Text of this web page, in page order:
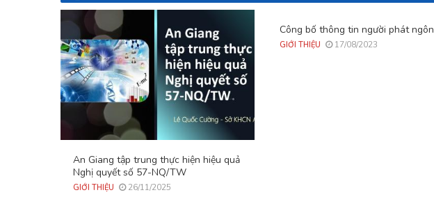
An Giang tập trung thực hiện hiệu quả
Nghị quyết số 57-NQ/TW
GIỚI THIỆU 26/11/2025
Công bố thông tin người phát ngôn
GIỚI THIỆU 17/08/2023